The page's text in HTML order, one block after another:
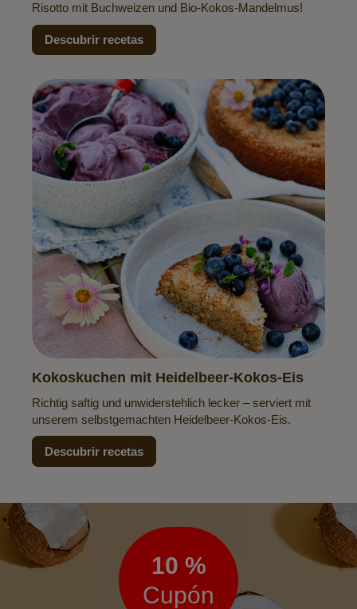
Risotto mit Buchweizen und Bio-Kokos-Mandelmus!
Descubrir recetas
Kokoskuchen mit Heidelbeer-Kokos-Eis
Richtig saftig und unwiderstehlich lecker – serviert mit
unserem selbstgemachten Heidelbeer-Kokos-Eis.
Descubrir recetas
Boletín
de
noticias
10 %
Cupón